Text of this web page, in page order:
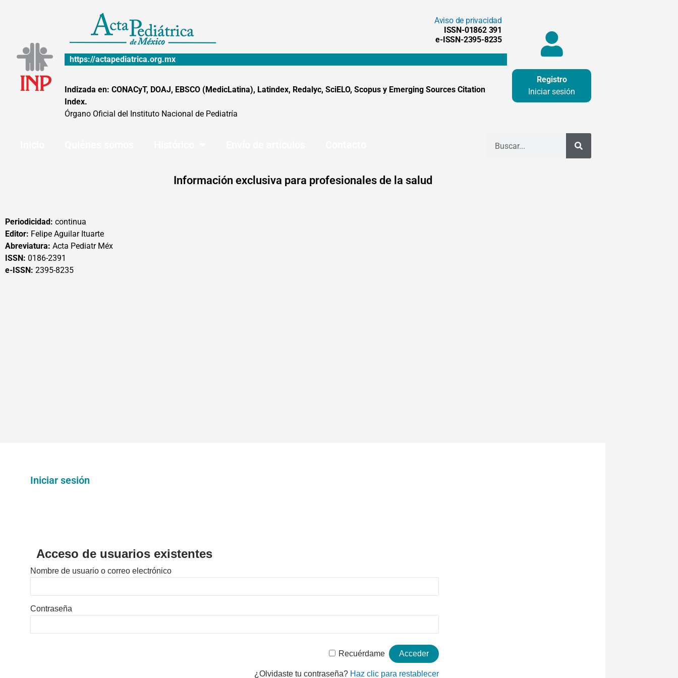
Aviso de privacidad
ISSN-01862 391
e-ISSN-2395-8235
https://actapediatrica.org.mx
Indizada en: CONACyT, DOAJ, EBSCO (MedicLatina), Latindex, Redalyc, SciELO, Scopus y Emerging Sources Citation
Index.
Órgano Oficial del Instituto Nacional de Pediatría
Registro
Iniciar sesión
Información exclusiva para profesionales de la salud
Periodicidad: continua
Editor: Felipe Aguilar Ituarte
Abreviatura: Acta Pediatr Méx
ISSN: 0186-2391
e-ISSN: 2395-8235
Iniciar sesión
Acceso de usuarios existentes
Nombre de usuario o correo electrónico
Contraseña
Recuérdame
¿Olvidaste tu contraseña? Haz clic para restablecer